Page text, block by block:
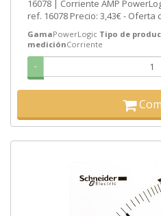
16078 | Corriente AMP
ref. 16078 Precio: 3,43€ - Oferta
GamaPowerLogic Tipo de
mediciónCorriente
-